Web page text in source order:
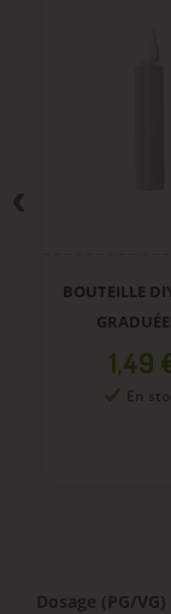
BOUTEILLE
Prix
1,49
En
Dosage (PG/VG)